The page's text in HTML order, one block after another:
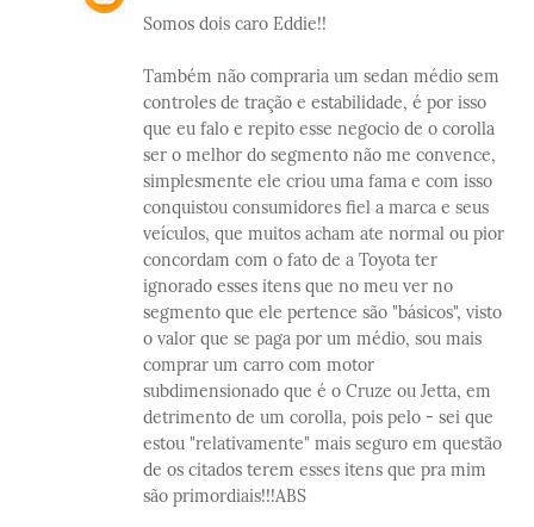
Somos dois caro Eddie!!
Também não compraria um sedan médio sem
controles de tração e estabilidade, é por isso
que eu falo e repito esse negocio de o corolla
ser o melhor do segmento não me convence,
simplesmente ele criou uma fama e com isso
conquistou consumidores fiel a marca e seus
veículos, que muitos acham ate normal ou pior
concordam com o fato de a Toyota ter
ignorado esses itens que no meu ver no
segmento que ele pertence são "básicos", visto
o valor que se paga por um médio, sou mais
comprar um carro com motor
subdimensionado que é o Cruze ou Jetta, em
detrimento de um corolla, pois pelo - sei que
estou "relativamente" mais seguro em questão
de os citados terem esses itens que pra mim
são primordiais!!!ABS